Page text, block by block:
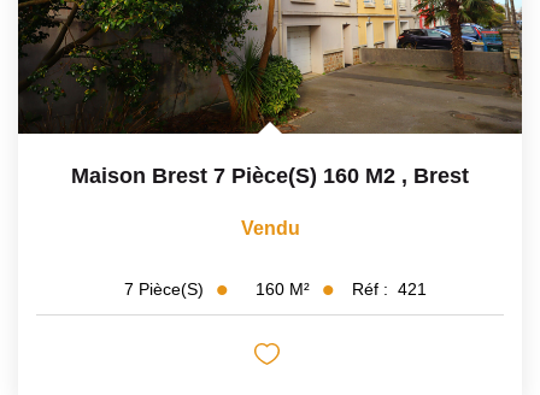
Maison Brest 7 Pièce(s) 160 M2 , Brest
Vendu
7 Pièce(s) 160 M² Réf : 421